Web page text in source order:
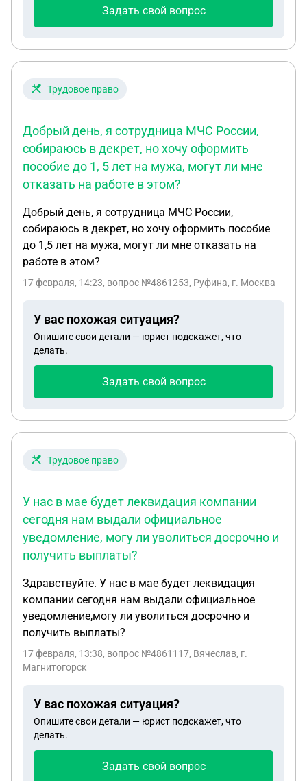
Задать свой вопрос
Трудовое право
Добрый день, я сотрудница МЧС России,
собираюсь в декрет, но хочу оформить
пособие до 1, 5 лет на мужа, могут ли мне
отказать на работе в этом?
Добрый день, я сотрудница МЧС России,
собираюсь в декрет, но хочу оформить пособие
до 1,5 лет на мужа, могут ли мне отказать на
работе в этом?
17 февраля, 14:23, вопрос №4861253, Руфина, г. Москва
У вас похожая ситуация?
Опишите свои детали — юрист подскажет, что
делать.
Задать свой вопрос
Трудовое право
У нас в мае будет леквидация компании
сегодня нам выдали официальное
уведомление, могу ли уволиться досрочно и
получить выплаты?
Здравствуйте. У нас в мае будет леквидация
компании сегодня нам выдали официальное
уведомление,могу ли уволиться досрочно и
получить выплаты?
17 февраля, 13:38, вопрос №4861117, Вячеслав, г.
Магнитогорск
У вас похожая ситуация?
Опишите свои детали — юрист подскажет, что
делать.
Задать свой вопрос